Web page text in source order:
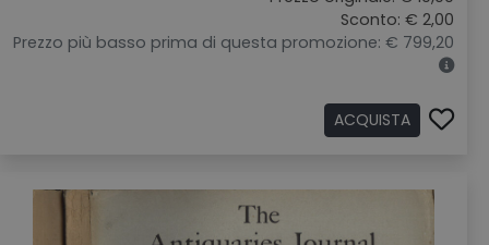
Sconto: € 2,00
Prezzo più basso prima di questa promozione: € 799,20
ACQUISTA